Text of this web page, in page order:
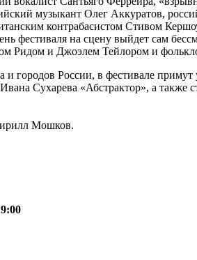
музыкант Олег Аккуратов,
контрабасистом Стивом
фестиваля на сцену выйдет сам
Ридом и Джоэлем Тейлором и
городов России, в фестивале
Сухарева «Абстрактор», а
Мошков.